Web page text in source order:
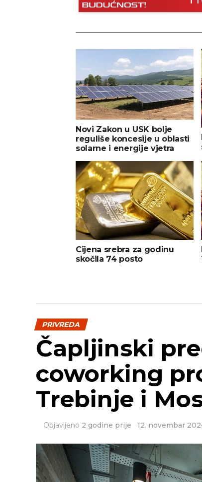
Novi Zakon u USK bolje
reguliše koncesije u oblasti
solarne i energije vjetra
Cijena srebra za godinu
skočila 74 posto
PRIVREDA
Čapljinski
coworking
Trebinje i
Objavljeno 2 godine prije 12. novembar